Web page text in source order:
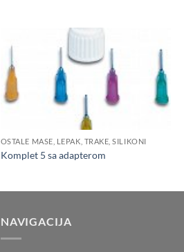
OSTALE MASE, LEPAK, TRAKE, SILIKONI
Komplet 5 sa adapterom
NAVIGACIJA